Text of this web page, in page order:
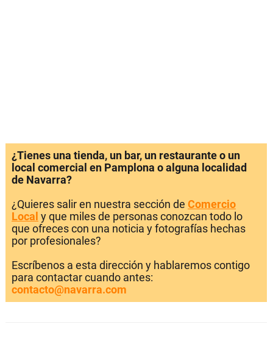
¿Tienes una tienda, un bar, un restaurante o un
local comercial en Pamplona o alguna localidad
de Navarra?
¿Quieres salir en nuestra sección de Comercio
Local y que miles de personas conozcan todo lo
que ofreces con una noticia y fotografías hechas
por profesionales?
Escríbenos a esta dirección y hablaremos contigo
para contactar cuando antes:
contacto@navarra.com